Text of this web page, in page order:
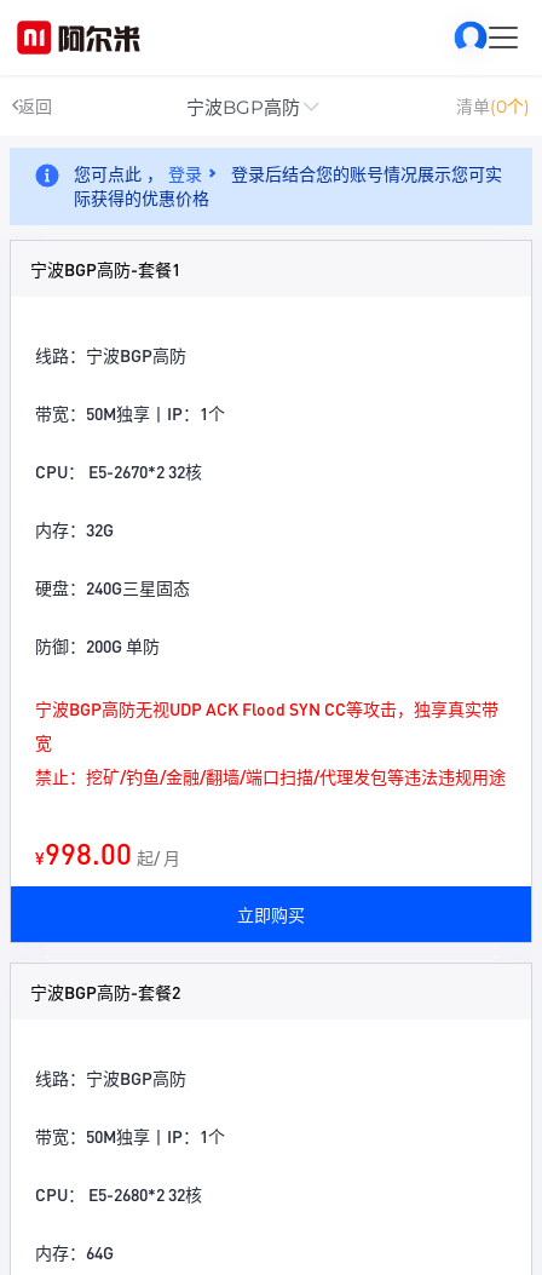
返回 宁波BGP高防 清单(0个)
您可点此 ， 登录
登录后结合您的账号情况展示您可实
际获得的优惠价格
宁波BGP高防-套餐1
线路：宁波BGP高防
带宽：50M独享丨IP：1个
CPU： E5-2670*2 32核
内存：32G
硬盘：240G三星固态
防御：200G 单防
宁波BGP高防无视UDP ACK Flood SYN CC等攻击，独享真实带
宽
禁止：挖矿/钓鱼/金融/翻墙/端口扫描/代理发包等违法违规用途
¥998.00 起/ 月
立即购买
宁波BGP高防-套餐2
线路：宁波BGP高防
带宽：50M独享丨IP：1个
CPU： E5-2680*2 32核
内存：64G